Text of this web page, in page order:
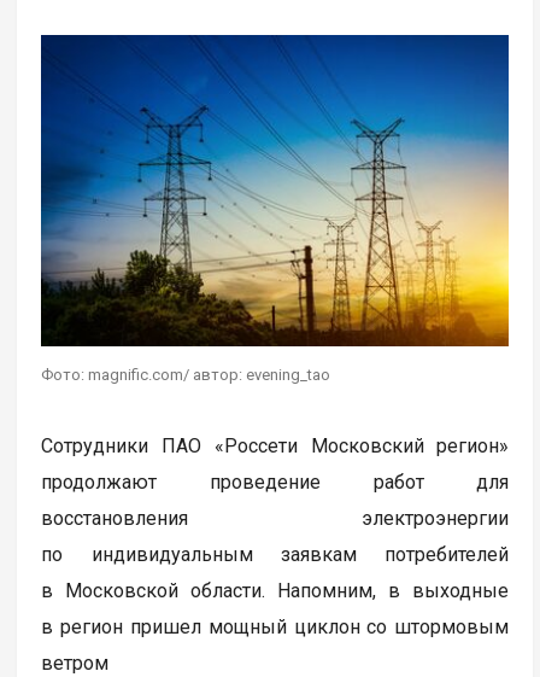
Фото: magnific.com/ автор: evening_tao
Сотрудники ПАО «Россети Московский регион»
продолжают проведение работ для
восстановления электроэнергии
по индивидуальным заявкам потребителей
в Московской области. Напомним, в выходные
в регион пришел мощный циклон со штормовым
ветром